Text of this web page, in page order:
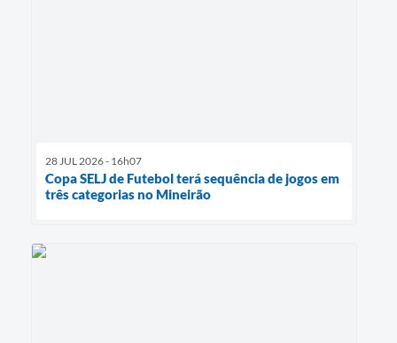
28 JUL 2026 - 16h07
Copa SELJ de Futebol terá sequência de jogos em
três categorias no Mineirão